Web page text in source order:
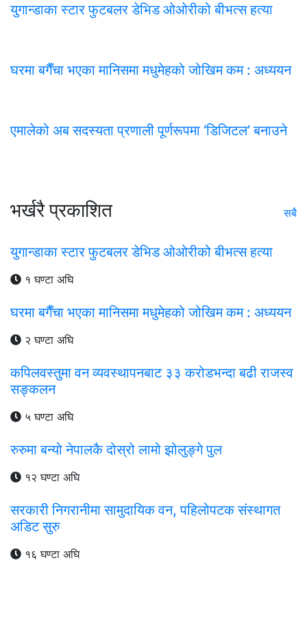
युगान्डाका स्टार फुटबलर डेभिड ओओरीको बीभत्स हत्या
घरमा बगैँचा भएका मानिसमा मधुमेहको जोखिम कम : अध्ययन
एमालेको अब सदस्यता प्रणाली पूर्णरूपमा ‘डिजिटल’ बनाउने
भर्खरै प्रकाशित सबै
युगान्डाका स्टार फुटबलर डेभिड ओओरीको बीभत्स हत्या
१ घण्टा अघि
घरमा बगैँचा भएका मानिसमा मधुमेहको जोखिम कम : अध्ययन
२ घण्टा अघि
कपिलवस्तुमा वन व्यवस्थापनबाट ३३ करोडभन्दा बढी राजस्व
सङ्कलन
५ घण्टा अघि
रुरुमा बन्यो नेपालकै दोस्रो लामो झोलुङ्गे पुल
१२ घण्टा अघि
सरकारी निगरानीमा सामुदायिक वन, पहिलोपटक संस्थागत
अडिट सुरु
१६ घण्टा अघि